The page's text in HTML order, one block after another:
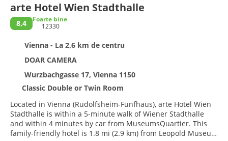
arte Hotel Wien Stadthalle
8,4
Foarte bine
12330
Vienna - La 2,6 km de centru
DOAR CAMERA
Wurzbachgasse 17, Vienna 1150
Classic Double or Twin Room
Located in Vienna (Rudolfsheim-Fünfhaus), arte Hotel Wien
Stadthalle is within a 5-minute walk of Wiener Stadthalle
and within 4 minutes by car from MuseumsQuartier. This
family-friendly hotel is 1.8 mi (2.9 km) from Leopold Museum